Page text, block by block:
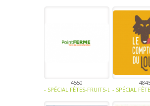
4550
- SPÉCIAL FÊTES-FRUITS-LÉGUMES-
- SPÉCIAL